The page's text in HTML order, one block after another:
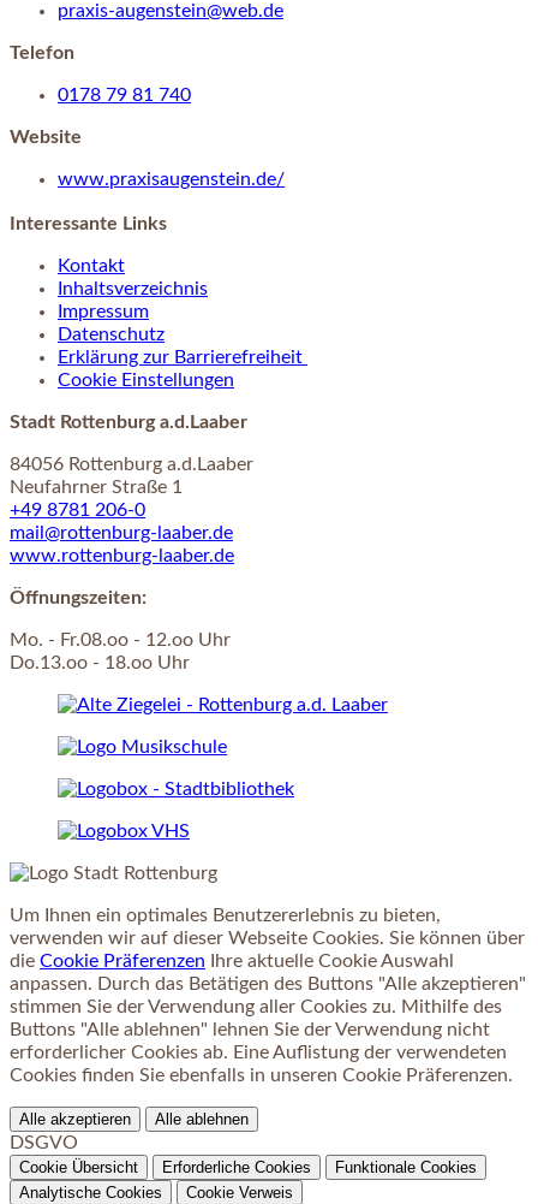
praxis-augenstein@web.de
Telefon
0178 79 81 740
Website
www.praxisaugenstein.de/
Interessante Links
Kontakt
Inhaltsverzeichnis
Impressum
Datenschutz
Erklärung zur Barrierefreiheit
Cookie Einstellungen
Stadt Rottenburg a.d.Laaber
84056 Rottenburg a.d.Laaber
Neufahrner Straße 1
+49 8781 206-0
mail@rottenburg-laaber.de
www.rottenburg-laaber.de
Öffnungszeiten:
Mo. - Fr.08.oo - 12.oo Uhr
Do.13.oo - 18.oo Uhr
Um Ihnen ein optimales Benutzererlebnis zu bieten,
verwenden wir auf dieser Webseite Cookies. Sie können über
die Cookie Präferenzen Ihre aktuelle Cookie Auswahl
anpassen. Durch das Betätigen des Buttons "Alle akzeptieren"
stimmen Sie der Verwendung aller Cookies zu. Mithilfe des
Buttons "Alle ablehnen" lehnen Sie der Verwendung nicht
erforderlicher Cookies ab. Eine Auflistung der verwendeten
Cookies finden Sie ebenfalls in unseren Cookie Präferenzen.
Alle akzeptieren Alle ablehnen
DSGVO
Cookie Übersicht Erforderliche Cookies
Funktionale Cookies
Analytische Cookies
Cookie Verweis